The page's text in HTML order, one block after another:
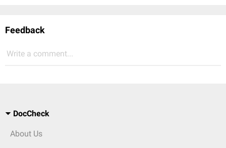
Feedback
Write a comment...
DocCheck
About Us